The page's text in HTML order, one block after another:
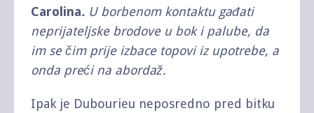
Carolina. U borbenom kontaktu gađati
neprijateljske brodove u bok i palube, da
im se čim prije izbace topovi iz upotrebe, a
onda preći na abordaž.
Ipak je Dubourieu neposredno pred bitku